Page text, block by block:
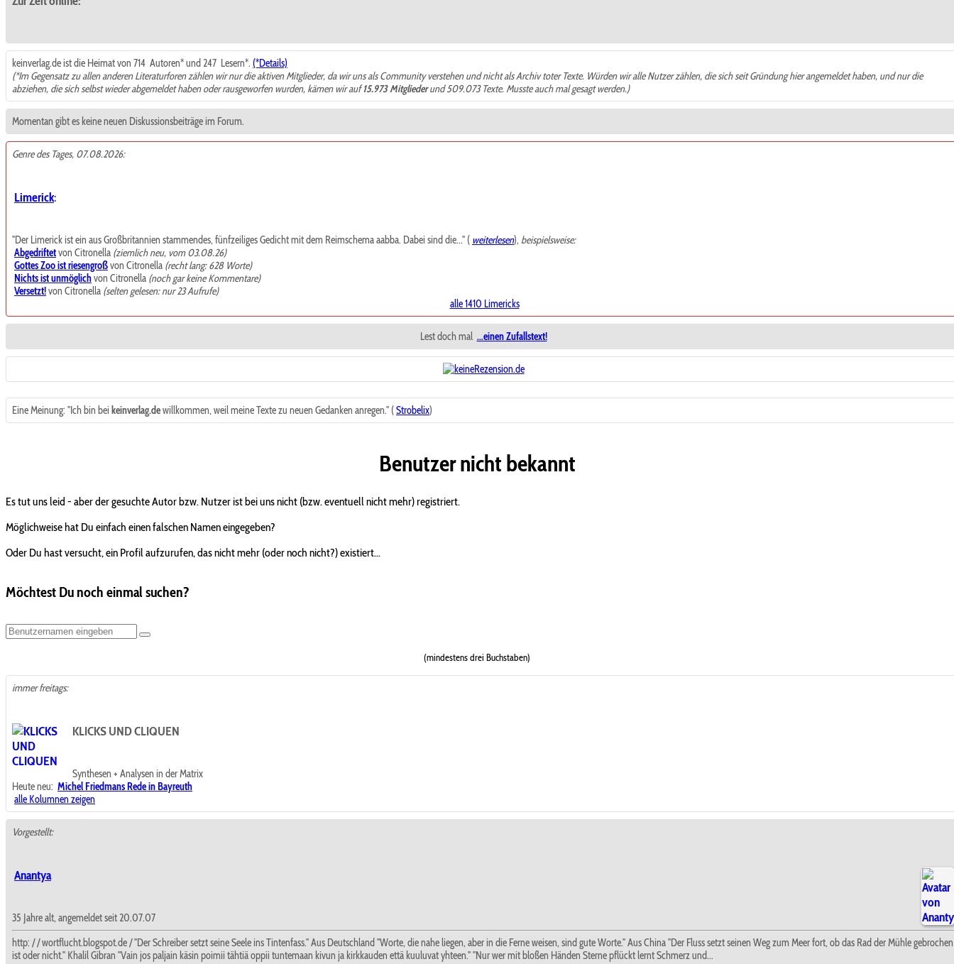
keinverlag.de ist die Heimat von 714 Autoren* und 247 Lesern*. (*Details)
(*Im Gegensatz zu allen anderen Literaturforen zählen wir nur die aktiven Mitglieder, da wir uns als Community verstehen und nicht als Archiv toter Texte. Würden wir alle Nutzer zählen, die sich seit Gründung hier angemeldet haben, und nur die
abziehen, die sich selbst wieder abgemeldet haben oder rausgeworfen wurden, kämen wir auf15.973 Mitgliederund 509.073 Texte. Musste auch mal gesagt werden.)
Momentan gibt es keine neuen Diskussionsbeiträge im Forum.
Genre des Tages, 07.08.2026:
Limerick:
"Der Limerick ist ein aus Großbritannien stammendes, fünfzeiliges Gedicht mit dem Reimschema aabba. Dabei sind die..." ( weiterlesen),beispielsweise:
Abgedriftetvon Citronella (ziemlich neu, vom 03.08.26)
Gottes Zoo ist riesengroßvon Citronella (recht lang: 628 Worte)
Nichts ist unmöglichvon Citronella (noch gar keine Kommentare)
Versetzt!von Citronella (selten gelesen: nur 23 Aufrufe)
alle 1410 Limericks
Lest doch mal ...einen Zufallstext!
Eine Meinung: "Ich bin bei keinverlag.dewillkommen, weil meine Texte zu neuen Gedanken anregen." (Strobelix)
Benutzer nicht bekannt
Es tut uns leid - aber der gesuchte Autor bzw. Nutzer ist bei uns nicht (bzw. eventuell nicht mehr) registriert.
Möglichweise hat Du einfach einen falschen Namen eingegeben?
Oder Du hast versucht, ein Profil aufzurufen, das nicht mehr (oder noch nicht?) existiert...
Möchtest Du noch einmal suchen?
(mindestens drei Buchstaben)
immer freitags:
KLICKS UND CLIQUEN
Synthesen + Analysen in der Matrix
Heute neu: Michel Friedmans Rede in Bayreuth
alle Kolumnen zeigen
Vorgestellt:
Anantya
35 Jahre alt, angemeldet seit 20.07.07
http: / / wortflucht.blogspot.de / "Der Schreiber setzt seine Seele ins Tintenfass." Aus Deutschland "Worte, die nahe liegen, aber in die Ferne weisen, sind gute Worte." Aus China "Der Fluss setzt seinen Weg zum Meer fort, ob das Rad der Mühle gebrochen
ist oder nicht." Khalil Gibran "Vain jos paljain käsin poimii tähtiä oppii tuntemaan kivun ja kirkkauden että kuuluvat yhteen." "Nur wer mit bloßen Händen Sterne pflückt lernt Schmerz und...